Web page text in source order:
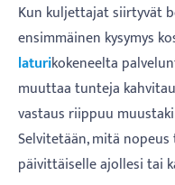
Kun kuljettajat siirtyvät
ensimmäinen kysymys
laturikokeneelta
muuttaa tunteja
vastaus riippuu
Selvitetään, mitä
päivittäiselle ajollesi tai